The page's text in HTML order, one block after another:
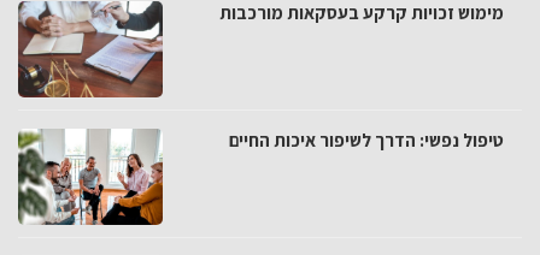
מימוש זכויות קרקע בעסקאות מורכבות
טיפול נפשי: הדרך לשיפור איכות החיים